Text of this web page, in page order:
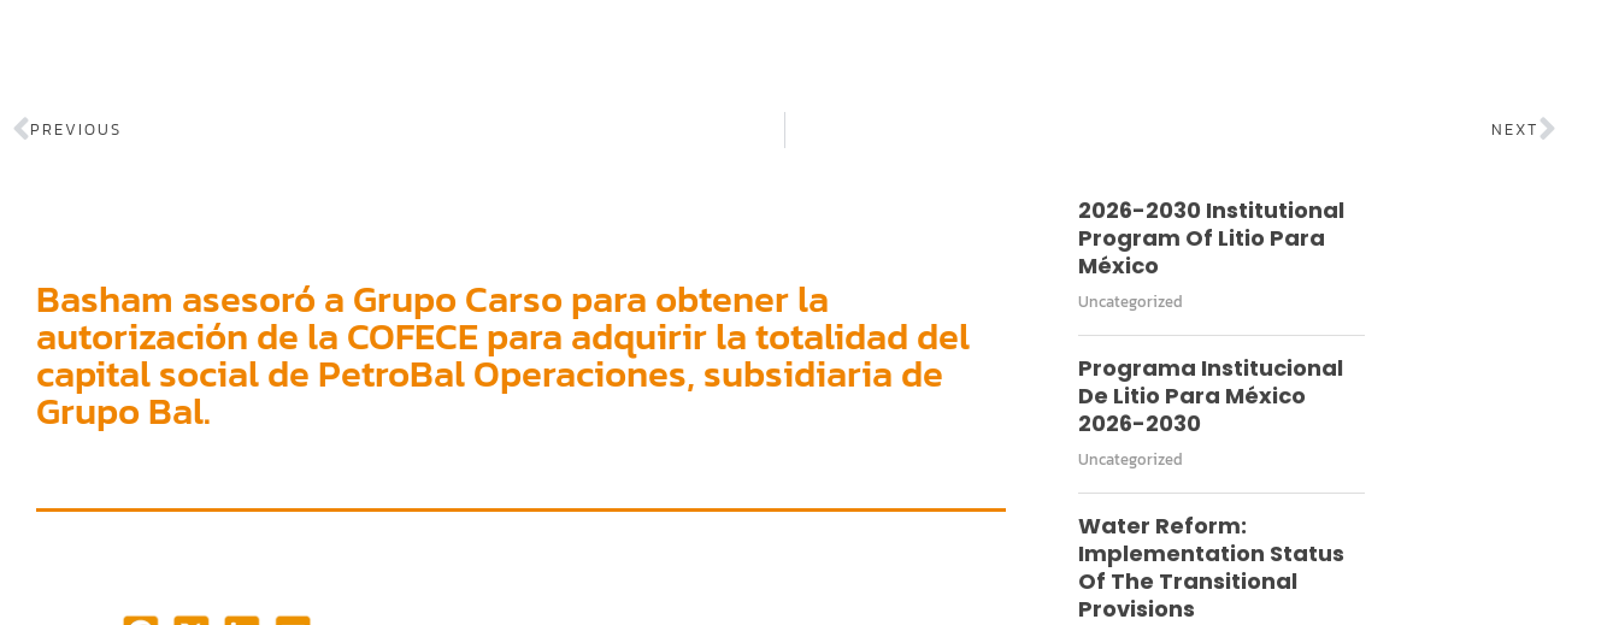
PREVIOUS NEXT
Basham asesoró a Grupo Carso para obtener la
autorización de la COFECE para adquirir la totalidad del
capital social de PetroBal Operaciones, subsidiaria de
Grupo Bal.
2026-2030 Institutional
Program Of Litio Para
México
Uncategorized
Programa Institucional
De Litio Para México
2026-2030
Uncategorized
Water Reform:
Implementation Status
Of The Transitional
Provisions